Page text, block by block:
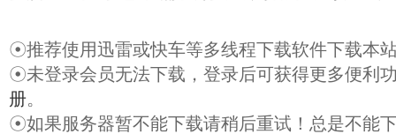
☉推荐使用迅雷或快车等多线程下载软件下载本
☉未登录会员无法下载，登录后可获得更多便利
册。
☉如果服务器暂不能下载请稍后重试！总是不能